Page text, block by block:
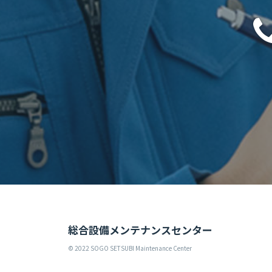
総合設備メンテナンスセンター
© 2022 SOGO SETSUBI Maintenance Center